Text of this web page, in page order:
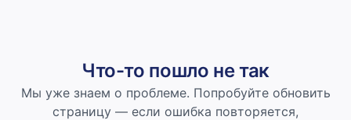
Что-то пошло не так
Мы уже знаем о проблеме. Попробуйте обновить
страницу — если ошибка повторяется,